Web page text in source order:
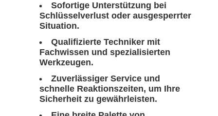
Sofortige Unterstützung bei
Schlüsselverlust oder ausgesperrter
Situation.
Qualifizierte Techniker mit
Fachwissen und spezialisierten
Werkzeugen.
Zuverlässiger Service und
schnelle Reaktionszeiten, um Ihre
Sicherheit zu gewährleisten.